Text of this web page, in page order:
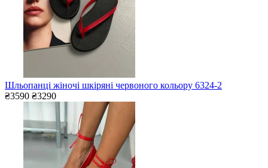
Шльопанці жіночі шкіряні червоного кольору 6324-2
₴3590 ₴3290